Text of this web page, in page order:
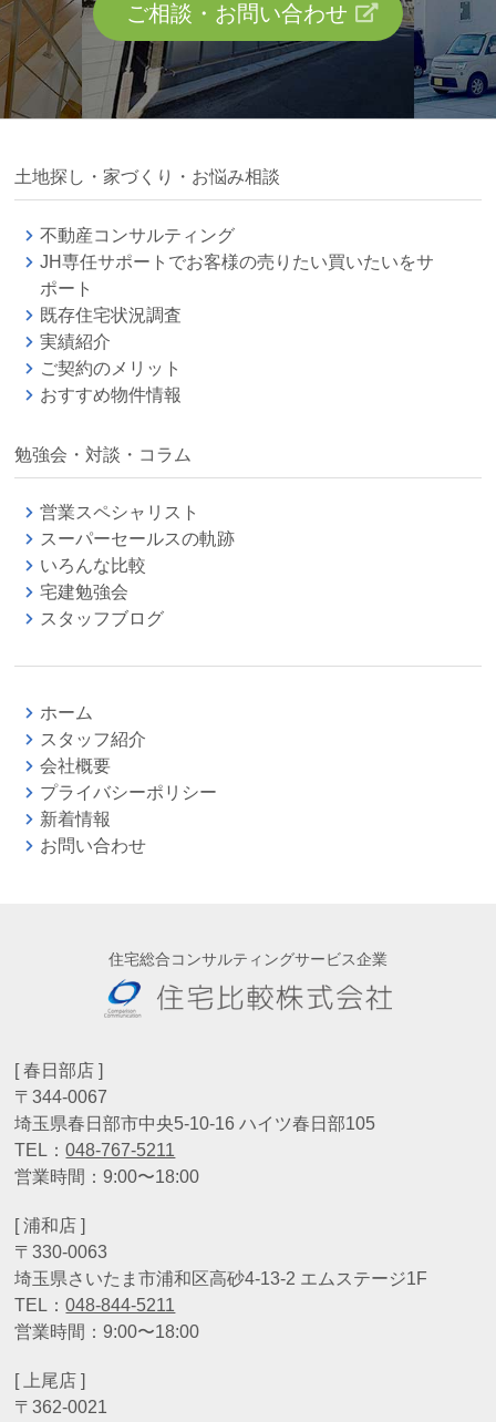
ご相談・お問い合わせ
土地探し・家づくり・お悩み相談
不動産コンサルティング
JH専任サポートでお客様の売りたい買いたいをサ
ポート
既存住宅状況調査
実績紹介
ご契約のメリット
おすすめ物件情報
勉強会・対談・コラム
営業スペシャリスト
スーパーセールスの軌跡
いろんな比較
宅建勉強会
スタッフブログ
ホーム
スタッフ紹介
会社概要
プライバシーポリシー
新着情報
お問い合わせ
住宅総合コンサルティングサービス企業
[ 春日部店 ]
〒344-0067
埼玉県春日部市中央5-10-16 ハイツ春日部105
TEL：048-767-5211
営業時間：9:00〜18:00
[ 浦和店 ]
〒330-0063
埼玉県さいたま市浦和区高砂4-13-2 エムステージ1F
TEL：048-844-5211
営業時間：9:00〜18:00
[ 上尾店 ]
〒362-0021